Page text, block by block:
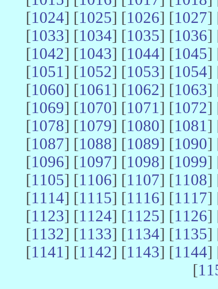
[1024] [1025] [1026] [1027]
[1033] [1034] [1035] [1036]
[1042] [1043] [1044] [1045]
[1051] [1052] [1053] [1054]
[1060] [1061] [1062] [1063]
[1069] [1070] [1071] [1072]
[1078] [1079] [1080] [1081]
[1087] [1088] [1089] [1090]
[1096] [1097] [1098] [1099]
[1105] [1106] [1107] [1108]
[1114] [1115] [1116] [1117]
[1123] [1124] [1125] [1126]
[1132] [1133] [1134] [1135]
[1141] [1142] [1143] [1144]
[